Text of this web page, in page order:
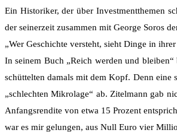
Ein Historiker, der über Investmentthemen
der seinerzeit zusammen mit George Soros
„Wer Geschichte versteht, sieht Dinge in
In seinem Buch „Reich werden und
schüttelten damals mit dem Kopf. Denn eine
„schlechten Mikrolage“ ab. Zitelmann gab
Anfangsrendite von etwa 15 Prozent
war es mir gelungen, aus Null Euro vier